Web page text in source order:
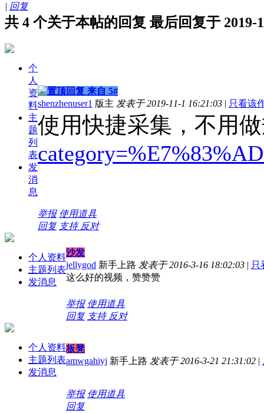
| 回复
共 4 个关于本帖的回复 最后回复于 2019-
个
人
资
料
主
题
列
表
发
消
息
来自 5#
shenzhenuser1 版主 发表于 2019-11-1 16:21:03 | 只看该
使用快捷采集，不用
举报 使用道具
回复 支持 反对
个人资料
主题列表
发消息
沙发
jellygod 新手上路 发表于 2016-3-16 18:02:03 | 只
这么好的视频，赞赞赞
举报 使用道具
回复 支持 反对
个人资料
主题列表
发消息
板凳
amwgahiyj 新手上路 发表于 2016-3-21 21:31:02 |
举报 使用道具
回复